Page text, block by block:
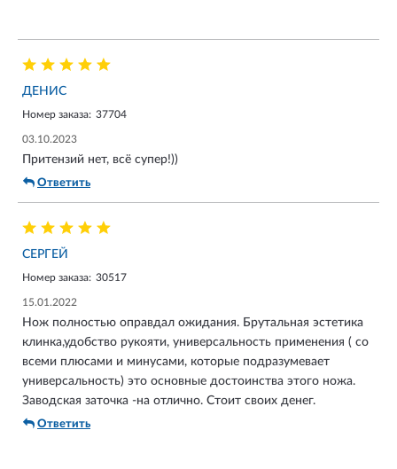
ДЕНИС
Номер заказа: 37704
03.10.2023
Притензий нет, всё супер!))
Ответить
СЕРГЕЙ
Номер заказа: 30517
15.01.2022
Нож полностью оправдал ожидания. Брутальная эстетика
клинка,удобство рукояти, универсальность применения ( со
всеми плюсами и минусами, которые подразумевает
универсальность) это основные достоинства этого ножа.
Заводская заточка -на отлично. Стоит своих денег.
Ответить